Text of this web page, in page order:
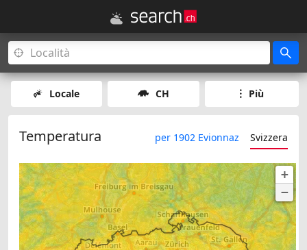
Locale CH Più
Temperatura per 1902 Evionnaz Svizzera
+
−